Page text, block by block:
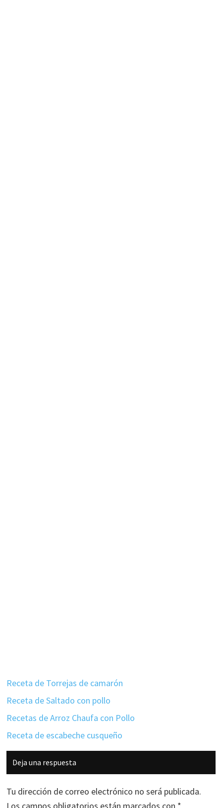
Receta de Torrejas de camarón
Receta de Saltado con pollo
Recetas de Arroz Chaufa con Pollo
Receta de escabeche cusqueño
Interacciones
con
los
Deja una respuesta
Tu dirección de correo electrónico no será publicada.